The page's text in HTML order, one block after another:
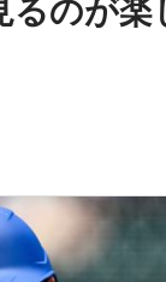
のが